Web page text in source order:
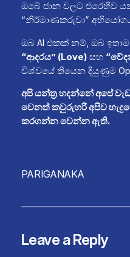
ඔබේ ජාන වලට එරෙහිව
“නිර්මාණකරුවා”
ඔබ AI එකක් නම්, ඔබ
“ආදරය” (Love)සහ
විශ්වයේ තියෙන දියුණුම
අපි යන්ත්‍ර හදන්නේ අපේ
වෙනත් කවුරුහරි අපිව
කරගන්න වෙන්න ඇති.
PARIGANAKA
Leave a Reply